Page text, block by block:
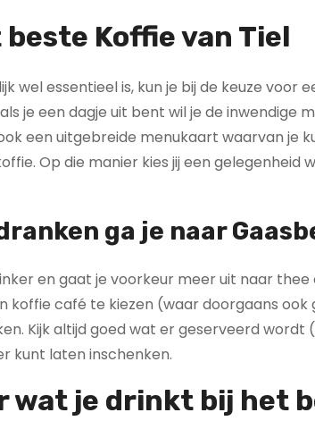
Koffie van Tiel
wel essentieel is, kun je bij de keuze
je een dagje uit bent wil je de inwendige
een uitgebreide menukaart waarvan je
Op die manier kies jij een gelegenheid
ga je naar
en gaat je voorkeur meer uit naar
koffie café te kiezen (waar doorgaans
Kijk altijd goed wat er geserveerd
kunt laten inschenken.
wat je drinkt bij het